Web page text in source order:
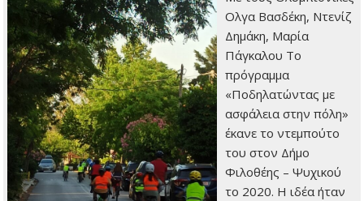
Ολγα Βασδέκη, Ντενίζ
Δημάκη, Μαρία
Πάγκαλου Το
πρόγραμμα
«Ποδηλατώντας με
ασφάλεια στην πόλη»
έκανε το ντεμπούτο
του στον Δήμο
Φιλοθέης – Ψυχικού
το 2020. Η ιδέα ήταν